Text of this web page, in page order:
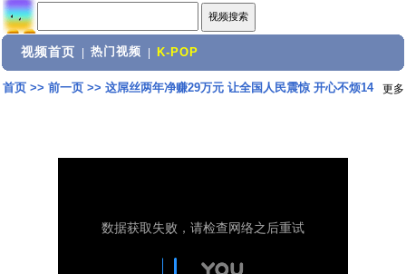
视频首页 热门视频 K-POP
首页>> 前一页>> 这屌丝两年净赚29万元 让全国人民震惊 开心不烦14 更多